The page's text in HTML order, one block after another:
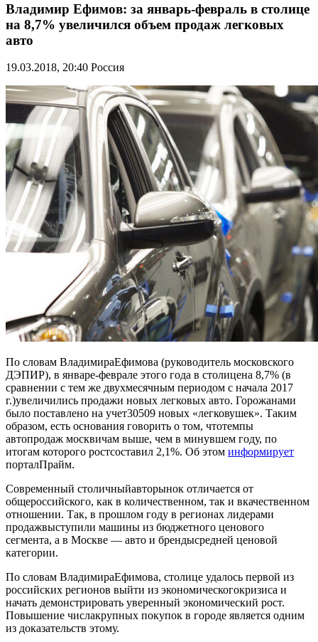
Владимир Ефимов: за январь-февраль в столице
на 8,7% увеличился объем продаж легковых
авто
19.03.2018, 20:40 Россия
По словам ВладимираЕфимова (руководитель московского
ДЭПИР), в январе-феврале этого года в столицена 8,7% (в
сравнении с тем же двухмесячным периодом с начала 2017
г.)увеличились продажи новых легковых авто. Горожанами
было поставлено на учет30509 новых «легковушек». Таким
образом, есть основания говорить о том, чтотемпы
автопродаж москвичам выше, чем в минувшем году, по
итогам которого ростсоставил 2,1%. Об этом информирует
порталПрайм.
Современный столичныйавторынок отличается от
общероссийского, как в количественном, так и вкачественном
отношении. Так, в прошлом году в регионах лидерами
продажвыступили машины из бюджетного ценового
сегмента, а в Москве — авто и брендысредней ценовой
категории.
По словам ВладимираЕфимова, столице удалось первой из
российских регионов выйти из экономическогокризиса и
начать демонстрировать уверенный экономический рост.
Повышение числакрупных покупок в городе является одним
из доказательств этому.